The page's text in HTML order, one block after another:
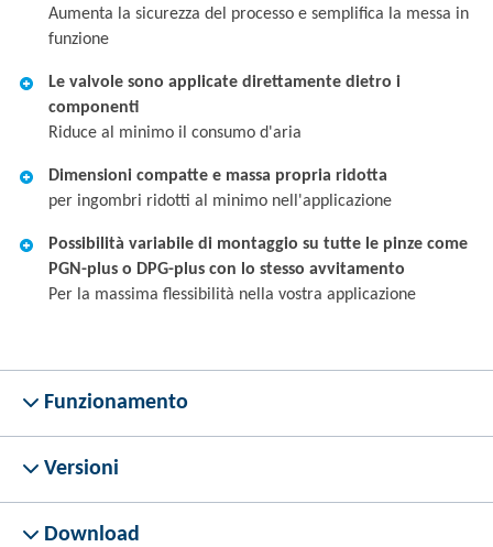
Aumenta la sicurezza del processo e semplifica la messa in
funzione
Le valvole sono applicate direttamente dietro i
componenti
Riduce al minimo il consumo d'aria
Dimensioni compatte e massa propria ridotta
per ingombri ridotti al minimo nell'applicazione
Possibilità variabile di montaggio su tutte le pinze come
PGN-plus o DPG-plus con lo stesso avvitamento
Per la massima flessibilità nella vostra applicazione
Funzionamento
Versioni
Download